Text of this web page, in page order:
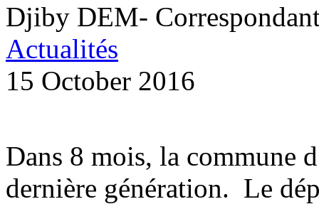
Djiby DEM-
Actualités
15 October 2016
Dans 8 mois, la commune
dernière génération. Le